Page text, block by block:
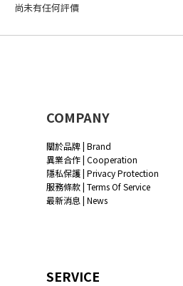
尚未有任何評價
COMPANY
關於品牌 | Brand
異業合作 | Cooperation
隱私保護 | Privacy Protection
服務條款 | Terms Of Service
最新消息 | News
SERVICE